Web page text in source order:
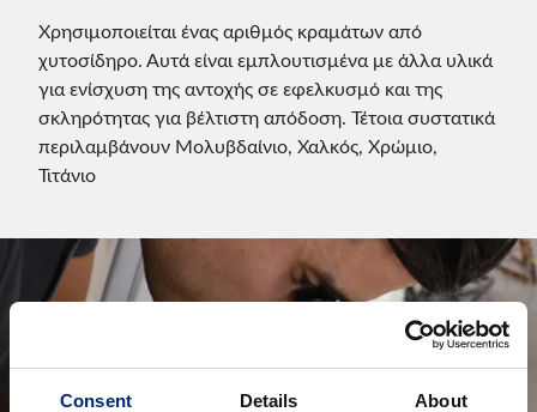
Consent Details About
Χρησιμοποιείται ένας αριθμός κραμάτων από
χυτοσίδηρο. Αυτά είναι εμπλουτισμένα με άλλα υλικά
για ενίσχυση της αντοχής σε εφελκυσμό και της
σκληρότητας για βέλτιστη απόδοση. Τέτοια συστατικά
περιλαμβάνουν Μολυβδαίνιο, Χαλκός, Χρώμιο,
Τιτάνιο